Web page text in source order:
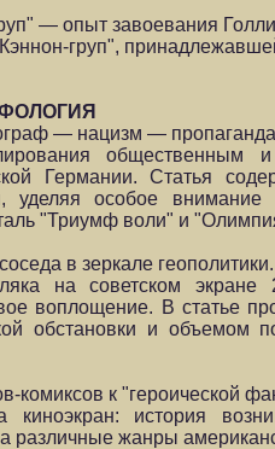
— опыт завоевания
груп",
— нацизм —
общественным
Германии. Статья
уделяя особое
"Триумф воли" и
в зеркале
на советском экране
воплощение. В статье
обстановки и объемом
к "героической
история
различные жанры